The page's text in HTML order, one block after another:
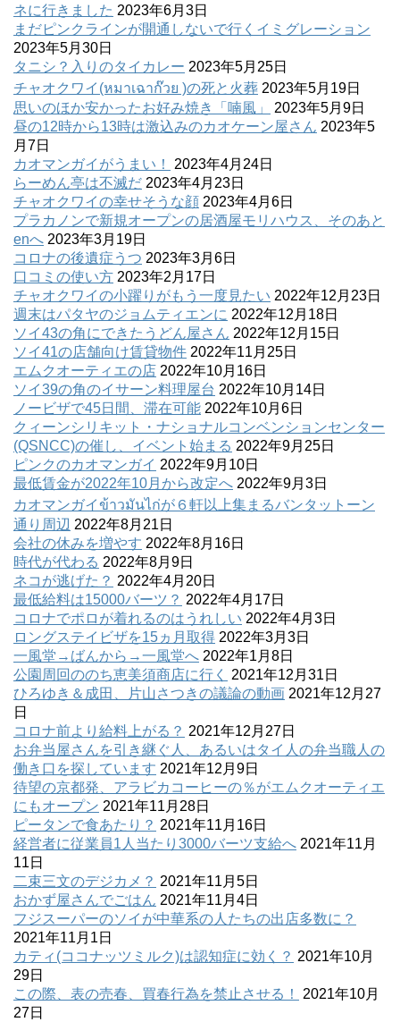
ネに行きました 2023年6月3日
まだピンクラインが開通しないで行くイミグレーション
2023年5月30日
タニシ？入りのタイカレー 2023年5月25日
チャオクワイ(หมาเฉาก๊วย )の死と火葬 2023年5月19日
思いのほか安かったお好み焼き「喃風」
2023年5月9日
昼の12時から13時は激込みのカオケーン屋さん 2023年5
月7日
カオマンガイがうまい！
2023年4月24日
らーめん亭は不滅だ 2023年4月23日
チャオクワイの幸せそうな顔 2023年4月6日
プラカノンで新規オープンの居酒屋モリハウス、そのあと
enへ 2023年3月19日
コロナの後遺症うつ 2023年3月6日
口コミの使い方 2023年2月17日
チャオクワイの小躍りがもう一度見たい 2022年12月23日
週末はパタヤのジョムティエンに 2022年12月18日
ソイ43の角にできたうどん屋さん 2022年12月15日
ソイ41の店舗向け賃貸物件 2022年11月25日
エムクオーティエの店 2022年10月16日
ソイ39の角のイサーン料理屋台 2022年10月14日
ノービザで45日間、滞在可能 2022年10月6日
クィーンシリキット・ナショナルコンベンションセンター
(QSNCC)の催し、イベント始まる 2022年9月25日
ピンクのカオマンガイ 2022年9月10日
最低賃金が2022年10月から改定へ 2022年9月3日
カオマンガイข้าวมันไก่が６軒以上集まるバンタットーン
通り周辺 2022年8月21日
会社の休みを増やす 2022年8月16日
時代が代わる 2022年8月9日
ネコが逃げた？ 2022年4月20日
最低給料は15000バーツ？ 2022年4月17日
コロナでポロが着れるのはうれしい 2022年4月3日
ロングステイビザを15ヵ月取得 2022年3月3日
一風堂→ばんから→一風堂へ 2022年1月8日
公園周回ののち恵美須商店に行く
2021年12月31日
ひろゆき＆成田、片山さつきの議論の動画 2021年12月27
日
コロナ前より給料上がる？ 2021年12月27日
お弁当屋さんを引き継ぐ人、あるいはタイ人の弁当職人の
働き口を探しています 2021年12月9日
待望の京都発、アラビカコーヒーの％がエムクオーティエ
にもオープン 2021年11月28日
ピータンで食あたり？ 2021年11月16日
経営者に従業員1人当たり3000バーツ支給へ 2021年11月
11日
二束三文のデジカメ？ 2021年11月5日
おかず屋さんでごはん 2021年11月4日
フジスーパーのソイが中華系の人たちの出店多数に？
2021年11月1日
カティ(ココナッツミルク)は認知症に効く？ 2021年10月
29日
この際、表の売春、買春行為を禁止させる！
2021年10月
27日